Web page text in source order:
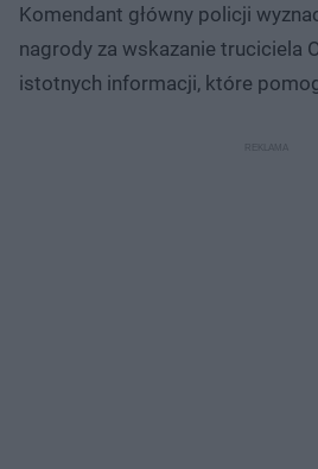
Komendant główny policji
nagrody za wskazanie truciciela
istotnych informacji, które